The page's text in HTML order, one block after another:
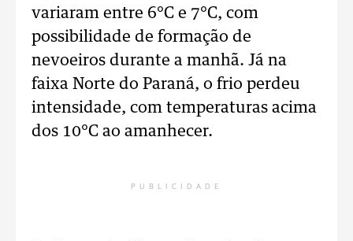
variaram entre 6°C e 7°C, com
possibilidade de formação de
nevoeiros durante a manhã. Já na
faixa Norte do Paraná, o frio perdeu
intensidade, com temperaturas acima
dos 10°C ao amanhecer.
PUBLICIDADE